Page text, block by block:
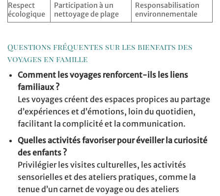
Respect
écologique
Participation à un
nettoyage de plage
Responsabilisation
environnementale
Questions fréquentes sur les bienfaits des
voyages en famille
Comment les voyages renforcent-ils les liens
familiaux ?
Les voyages créent des espaces propices au partage
d’expériences et d’émotions, loin du quotidien,
facilitant la complicité et la communication.
Quelles activités favoriser pour éveiller la curiosité
des enfants ?
Privilégier les visites culturelles, les activités
sensorielles et des ateliers pratiques, comme la
tenue d’un carnet de voyage ou des ateliers